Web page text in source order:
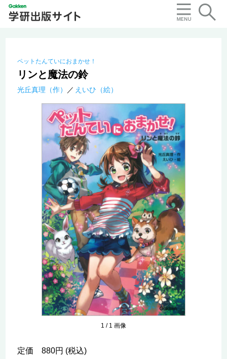
ペットたんていにおまかせ！
リンと魔法の鈴
光丘真理（作） えいひ（絵）
1 / 1 画像
定価 880円 (税込)